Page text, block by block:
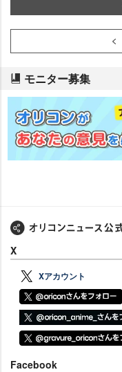
モニター募集
X
Xアカウント
Facebook